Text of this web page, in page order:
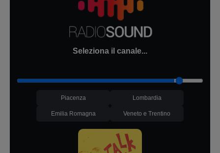
Seleziona il canale...
Piacenza Lombardia
Emilia Romagna Veneto e Trentino